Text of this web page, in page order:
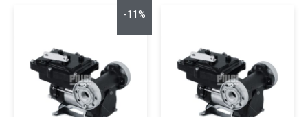
-11%